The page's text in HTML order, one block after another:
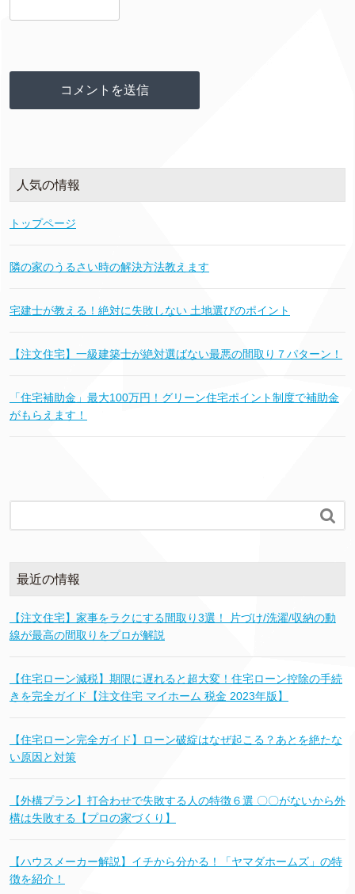
人気の情報
トップページ
隣の家のうるさい時の解決方法教えます
宅建士が教える！絶対に失敗しない 土地選びのポイント
【注文住宅】一級建築士が絶対選ばない最悪の間取り７パターン！
「住宅補助金」最大100万円！グリーン住宅ポイント制度で補助金
がもらえます！

最近の情報
【注文住宅】家事をラクにする間取り3選！ 片づけ/洗濯/収納の動
線が最高の間取りをプロが解説
【住宅ローン減税】期限に遅れると超大変！住宅ローン控除の手続
きを完全ガイド【注文住宅 マイホーム 税金 2023年版】
【住宅ローン完全ガイド】ローン破綻はなぜ起こる？あとを絶たな
い原因と対策
【外構プラン】打合わせで失敗する人の特徴６選 〇〇がないから外
構は失敗する【プロの家づくり】
【ハウスメーカー解説】イチから分かる！「ヤマダホームズ」の特
徴を紹介！